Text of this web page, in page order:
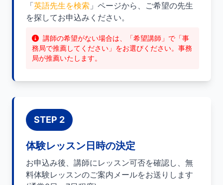
「英語先生を検索 」ページから、ご希望の先生
を探してお申込みください。
講師の希望がない場合は、「希望講師」で「事
務局で推薦してください」をお選びください。事務
局が推薦いたします。
STEP 2
体験レッスン日時の決定
お申込み後、講師にレッスン可否を確認し、無
料体験レッスンのご案内メールをお送りします